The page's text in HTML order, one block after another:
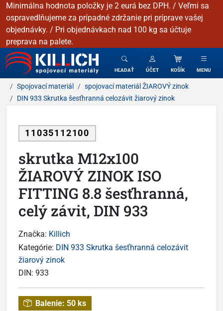
Minimálna hodnota položky je 2 eurá bez DPH. / Veľmi sa
ospravedlňujeme za prípadné zdržanie pri príprave vašej
objednávky. / Pri objednávkach nad 100 kg sa účtuje
preprava na palete.
KILLICH - Spojovacie materiály
HĽADAŤ ÚČET KOŠÍK MENU
Spojovací materiál
spojovací materiál ŽIAROVÝ zinok
DIN 933 Skrutka šesťhranná celozávit žiarový zinok
11035112100
skrutka M12x100
ŽIAROVÝ ZINOK ISO
FITTING 8.8 šesťhranná,
celý závit, DIN 933
Značka: Killich
Kategórie: DIN 933 Skrutka šesťhranná celozávit
žiarový zinok
DIN: 933
Balenie: 50 ks